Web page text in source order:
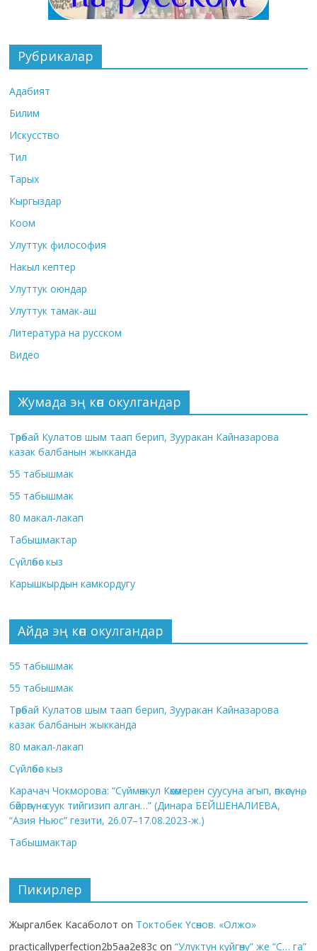
Рубрикалар
Адабият
Билим
Искусство
Тил
Тарых
Кыргыздар
Коом
Улуттук философия
Накыл кептер
Улуттук оюндар
Улуттук тамак-аш
Литература на русском
Видео
Жумада эң көп окулгандар
Төрөбай Кулатов шым таап берип, Зууракан Кайназарова
казак балбанын жыкканда
55 табышмак
55 табышмак
80 макал-лакап
Табышмактар
Сүйлөбөс кыз
Карышкырдын камкордугу
Айда эң көп окулгандар
55 табышмак
55 табышмак
Төрөбай Кулатов шым таап берип, Зууракан Кайназарова
казак балбанын жыкканда
80 макал-лакап
Сүйлөбөс кыз
Карачач Чокморова: “Сүймөнкул Көкөмерен суусуна агып, өпкөсүнө,
бөйрөгүнө суук тийгизип алган…” (Динара БЕЙШЕНАЛИЕВА,
“Азия Ньюс” гезити, 26.07–17.08.2023-ж.)
Табышмактар
Пикирлер
Жыргалбек Касаболот on Токтобек Үсөнов. «Олжо»
practicallyperfection2b5aa2e83c on“Улуктун күйгөнү” же “С… га”